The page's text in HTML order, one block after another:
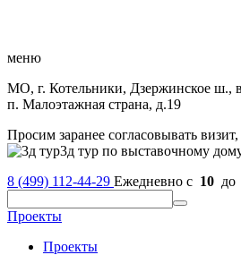
меню
МО, г. Котельники, Дзержинское ш.,
п. Малоэтажная страна, д.19
Просим заранее согласовывать
3д тур по выставочному
8 (499) 112-44-29 Ежедневно с 10 до
Проекты
Проекты